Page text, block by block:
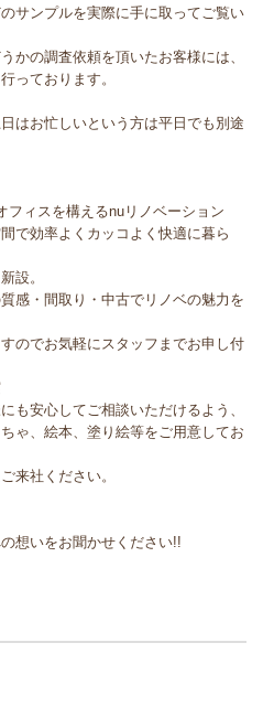
サンプルを実際に手に取ってご覧い
かの調査依頼を頂いたお客様には、
っております。
はお忙しいという方は平日でも別途
ィスを構えるnuリノベーション
で効率よくカッコよく快適に暮ら
設。
感・間取り・中古でリノベの魅力を
のでお気軽にスタッフまでお申し付
も安心してご相談いただけるよう、
ゃ、絵本、塗り絵等をご用意してお
来社ください。
想いをお聞かせください!!